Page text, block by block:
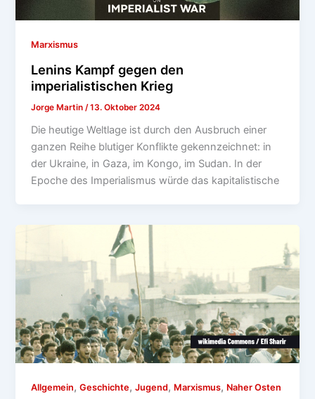
Marxismus
Lenins Kampf gegen den
imperialistischen Krieg
Jorge Martin /13. Oktober 2024
Die heutige Weltlage ist durch den Ausbruch einer
ganzen Reihe blutiger Konflikte gekennzeichnet: in
der Ukraine, in Gaza, im Kongo, im Sudan. In der
Epoche des Imperialismus würde das kapitalistische
Allgemein,Geschichte,Jugend, Marxismus, Naher Osten